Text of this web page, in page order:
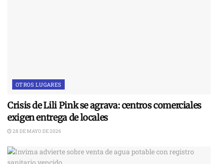
OTROS LUGARES
Crisis de Lili Pink se agrava: centros comerciales
exigen entrega de locales
28 DE MAYO DE 2026